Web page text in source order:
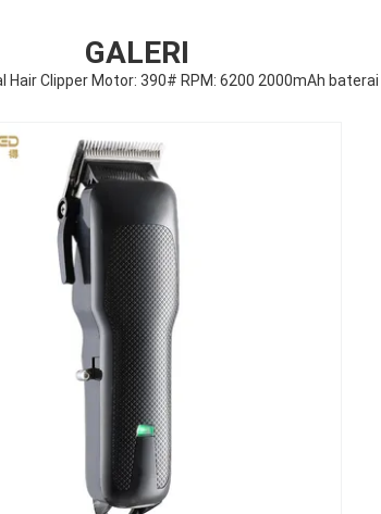
GALERI
Hair Clipper Motor: 390# RPM: 6200 2000mAh